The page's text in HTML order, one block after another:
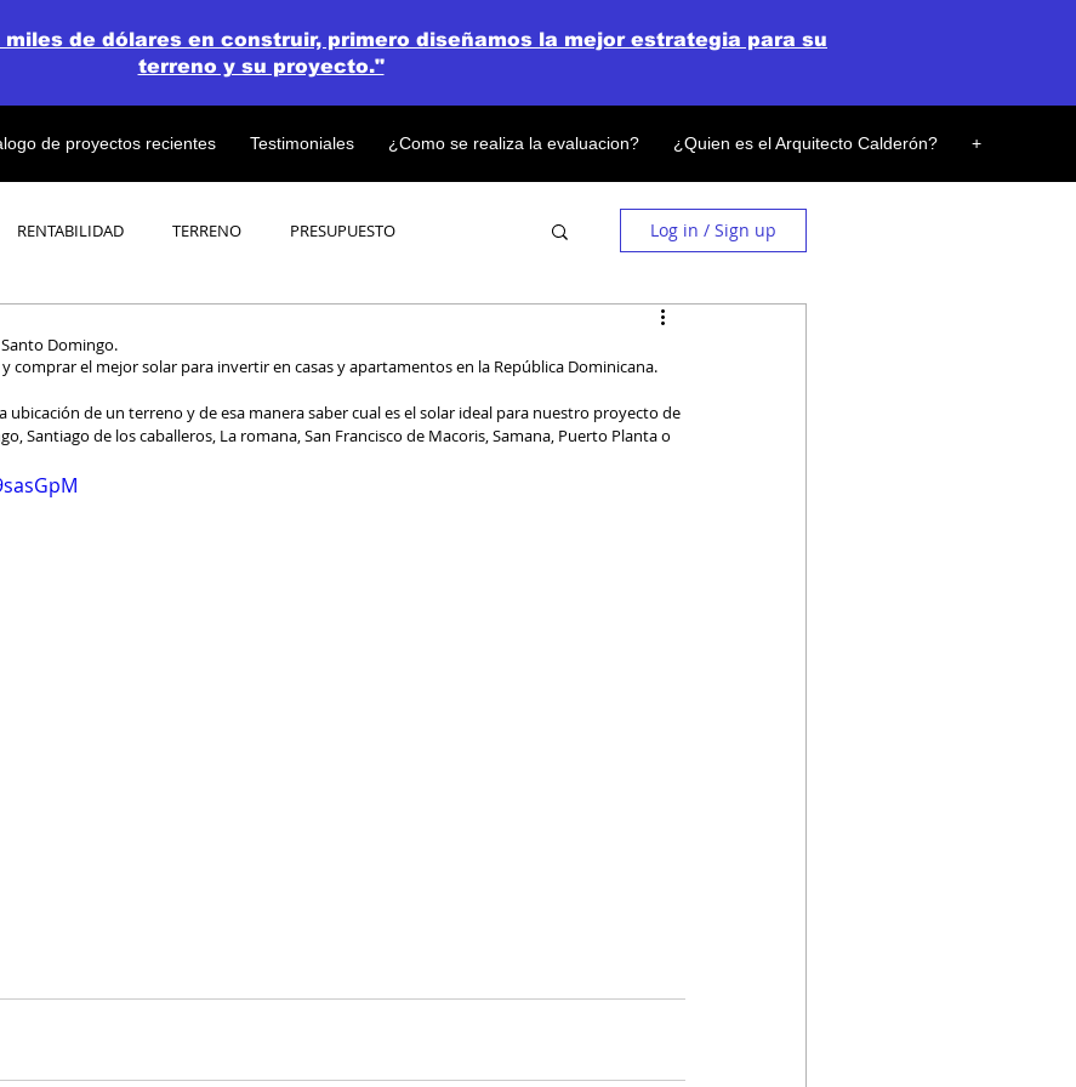
de proyectos recientes Testimoniales ¿Como se realiza la evaluacion? ¿Quien es el Arquitecto Calderón? +
de dólares en construir, primero diseñamos la mejor estrategia para su
terreno y su proyecto."
RENTABILIDAD TERRENO PRESUPUESTO Log in / Sign up
Domingo.
comprar el mejor solar para invertir en casas y apartamentos en la República Dominicana.
ubicación de un terreno y de esa manera saber cual es el solar ideal para nuestro proyecto de
Santiago de los caballeros, La romana, San Francisco de Macoris, Samana, Puerto Planta o